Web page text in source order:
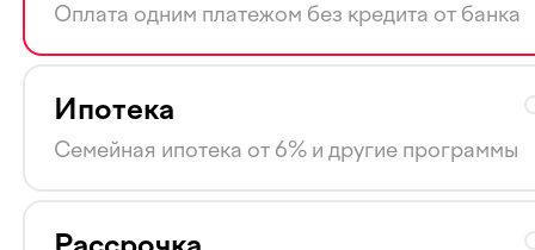
Оплата одним платежом без кредита от банка
Ипотека
Семейная ипотека от 6% и другие программы